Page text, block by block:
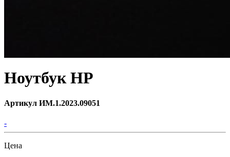
Ноутбук НР
Артикул ИМ.1.2023.09051
-
Цена